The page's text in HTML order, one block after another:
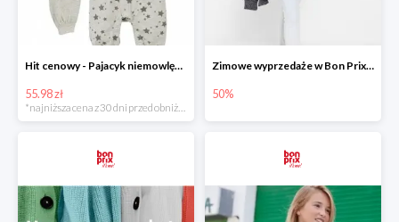
Hit cenowy - Pajacyk niemowlęcy 2 sztuki
55.98 zł
Zimowe wyprzedaże w Bon Prix do -50%
50%